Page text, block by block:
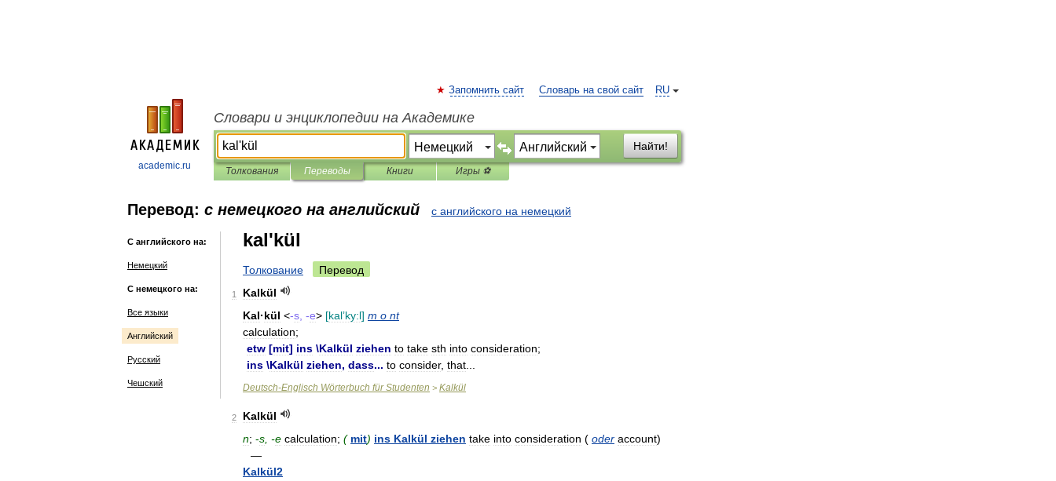
academic.ru
RU
Запомнить сайт Словарь на свой сайт
Словари и энциклопедии на Академике
Найти!
Толкования Переводы Книги Игры ⚽
Перевод: с немецкого на английский с английского на немецкий
С английского на:
Немецкий
С немецкого на:
Все языки
Английский
Русский
Чешский
kal'kül
Толкование Перевод
1
Kalkül
Kal·kül <-s , -e> [kalʼky:l] m o nt
calculation;
etw [mit] ins \Kalkül ziehen to take sth into consideration;
ins \Kalkül ziehen, dass... to consider, that
Deutsch-Englisch Wörterbuch für Studenten > Kalkül
2
Kalkül
n; -s , -e calculation; ( mit) ins Kalkül ziehen take into consideration ( oder account)
—
Kalkül2